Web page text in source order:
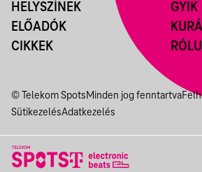
HELYSZÍNEK
ELŐADÓK
CIKKEK
GYIK
© Telekom SpotsMinden jog fenntartva
SütikezelésAdatkezelés